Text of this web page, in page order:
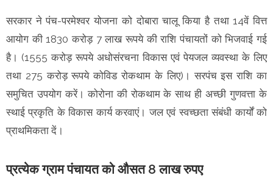
सरकार ने पंच-परमेश्वर योजना को दोबारा चालू किया है तथा 14वें वित्त
आयोग की 1830 करोड़ 7 लाख रूपये की राशि पंचायतों को भिजवाई गई
है। (1555 करोड़ रूपये अधोसंरचना विकास एवं पेयजल व्यवस्था के लिए
तथा 275 करोड़ रूपये कोविड रोकथाम के लिए)। सरपंच इस राशि का
समुचित उपयोग करें। कोरोना की रोकथाम के साथ ही अच्छी गुणवत्ता के
स्थाई प्रकृति के विकास कार्य करवाएं। जल एवं स्वच्छता संबंधी कार्यों को
प्राथमिकता दें।
प्रत्येक ग्राम पंचायत को औसत 8 लाख रुपए